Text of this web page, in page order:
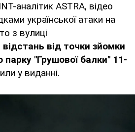
аналітик ASTRA, відео
української атаки на
з вулиці
відстань від точки зйомки
парку "Грушової балки" 11-
у виданні.